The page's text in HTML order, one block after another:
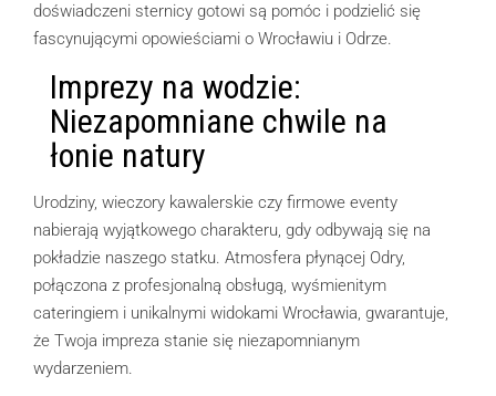
doświadczeni sternicy gotowi są pomóc i podzielić się
fascynującymi opowieściami o Wrocławiu i Odrze.
Imprezy na wodzie:
Niezapomniane chwile na
łonie natury
Urodziny, wieczory kawalerskie czy firmowe eventy
nabierają wyjątkowego charakteru, gdy odbywają się na
pokładzie naszego statku. Atmosfera płynącej Odry,
połączona z profesjonalną obsługą, wyśmienitym
cateringiem i unikalnymi widokami Wrocławia, gwarantuje,
że Twoja impreza stanie się niezapomnianym
wydarzeniem.